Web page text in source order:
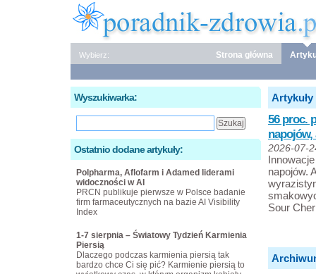
Wybierz: Strona główna
56 proc.
2026-07-
napojów.
Sour
Wyszukiwarka:
Ostatnio dodane artykuły:
Polpharma, Aflofarm i Adamed liderami
widoczności w AI
PRCN publikuje pierwsze w Polsce badanie
firm farmaceutycznych na bazie AI Visibility
Index
1-7 sierpnia – Światowy Tydzień Karmienia
Piersią
Dlaczego podczas karmienia piersią tak
bardzo chce Ci się pić? Karmienie piersią to